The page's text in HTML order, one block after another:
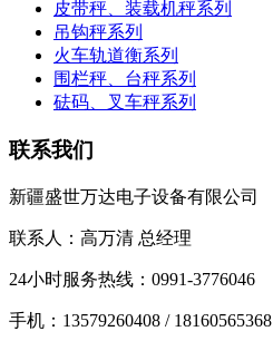
皮带秤、装载机秤系列
吊钩秤系列
火车轨道衡系列
围栏秤、台秤系列
砝码、叉车秤系列
联系我们
新疆盛世万达电子设备有限公司
联系人：高万清 总经理
24小时服务热线：0991-3776046
手机：13579260408 / 18160565368